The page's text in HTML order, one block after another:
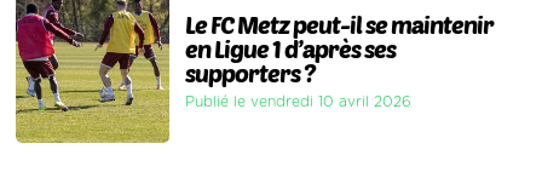
Le FC Metz peut-il se maintenir
en Ligue 1 d’après ses
supporters ?
Publié le vendredi 10 avril 2026